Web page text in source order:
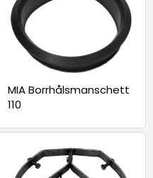
MIA Borrhålsmanschett
110